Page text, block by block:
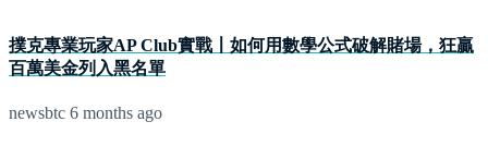
撲克專業玩家AP Club實戰〡如何用數學公式破解賭場，狂贏
百萬美金列入黑名單
newsbtc 6 months ago